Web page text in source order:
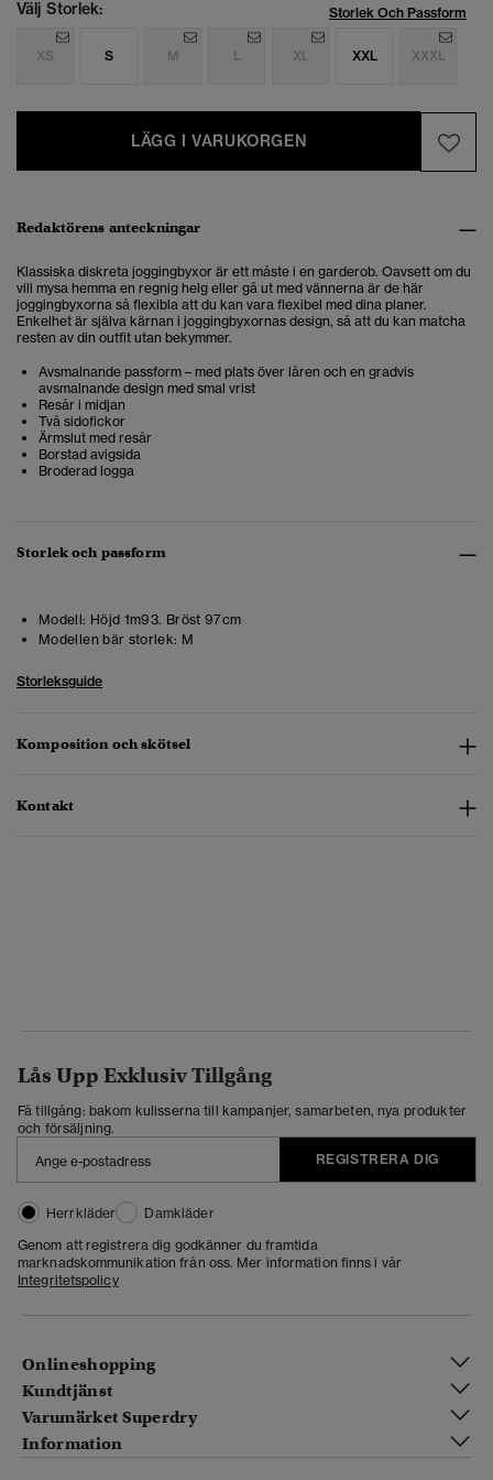
Välj Storlek: Storlek Och Passform
XS S M L XL XXL XXXL
LÄGG I VARUKORGEN
Redaktörens anteckningar
Klassiska diskreta joggingbyxor är ett måste i en garderob. Oavsett om du
vill mysa hemma en regnig helg eller gå ut med vännerna är de här
joggingbyxorna så flexibla att du kan vara flexibel med dina planer.
Enkelhet är själva kärnan i joggingbyxornas design, så att du kan matcha
resten av din outfit utan bekymmer.
Avsmalnande passform – med plats över låren och en gradvis
avsmalnande design med smal vrist
Resår i midjan
Två sidofickor
Ärmslut med resår
Borstad avigsida
Broderad logga
Storlek och passform
Modell: Höjd 1m93. Bröst 97cm
Modellen bär storlek: M
Storleksguide
Komposition och skötsel
Kontakt
Lås Upp Exklusiv Tillgång
Få tillgång: bakom kulisserna till kampanjer, samarbeten, nya produkter
och försäljning.
REGISTRERA DIG
Herrkläder
Damkläder
Genom att registrera dig godkänner du framtida
marknadskommunikation från oss. Mer information finns i vår
Integritetspolicy
Onlineshopping
Kundtjänst
Varumärket Superdry
Information